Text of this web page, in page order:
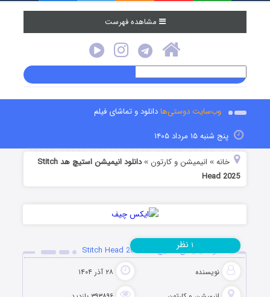
مشاهده فهرست
وب‌سایت دوستی‌هادانلود و تماشای فیلم
پنج شنبه ۱۵ مرداد ۱۴۰۵
خانه » انیمیشن و کارتون »
دانلود انیمیشن استیچ هد Stitch
Head 2025
دانلود انیمیشن استیچ هد Stitch Head 2025
نویسنده ۲۸ آذر ۱۴۰۴
۱ نظر